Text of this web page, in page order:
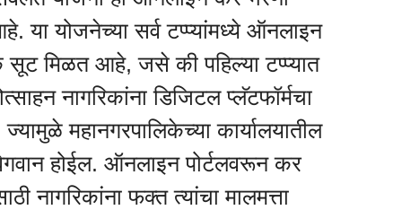
या योजनेच्या सर्व टप्प्यांमध्ये ऑनलाइन
सूट मिळत आहे, जसे की पहिल्या टप्प्यात
नागरिकांना डिजिटल प्लॅटफॉर्मचा
महानगरपालिकेच्या कार्यालयातील
होईल. ऑनलाइन पोर्टलवरून कर
नागरिकांना फक्त त्यांचा मालमत्ता